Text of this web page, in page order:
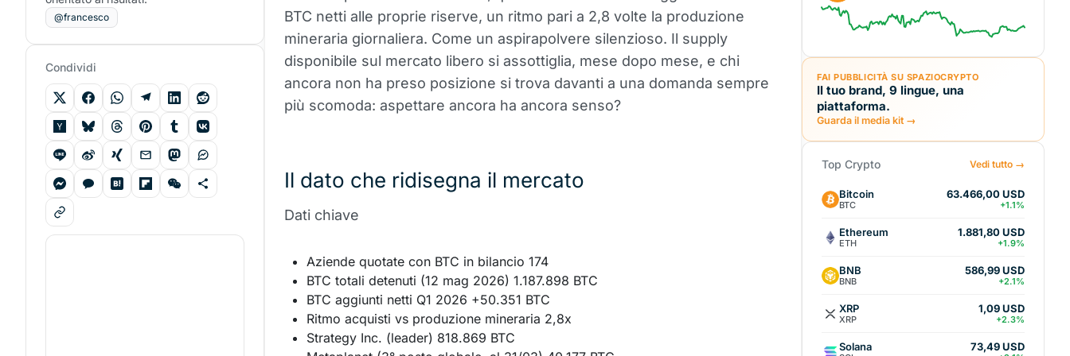
BTC netti alle proprie riserve, un ritmo pari a 2,8 volte la produzione
mineraria giornaliera. Come un aspirapolvere silenzioso. Il supply
disponibile sul mercato libero si assottiglia, mese dopo mese, e chi
ancora non ha preso posizione si trova davanti a una domanda sempre
più scomoda: aspettare ancora ha ancora senso?
Il dato che ridisegna il mercato
Dati chiave
Aziende quotate con BTC in bilancio 174
BTC totali detenuti (12 mag 2026) 1.187.898 BTC
BTC aggiunti netti Q1 2026 +50.351 BTC
Ritmo acquisti vs produzione mineraria 2,8x
Strategy Inc. (leader) 818.869 BTC
@francesco
Condividi
FAI PUBBLICITÀ SU SPAZIOCRYPTO
Il tuo brand, 9 lingue, una
piattaforma.
Guarda il media kit →
Top Crypto Vedi tutto →
Bitcoin
BTC
63.466,00 USD
+1.1%
Ethereum
ETH
1.881,80 USD
+1.9%
BNB
BNB
586,99 USD
+2.1%
XRP
XRP
1,09 USD
+2.3%
Solana 73,49 USD